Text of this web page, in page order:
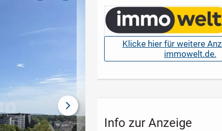
nächstes Bild
Klicke hier für weitere
immowelt.de.
Info zur Anzeige